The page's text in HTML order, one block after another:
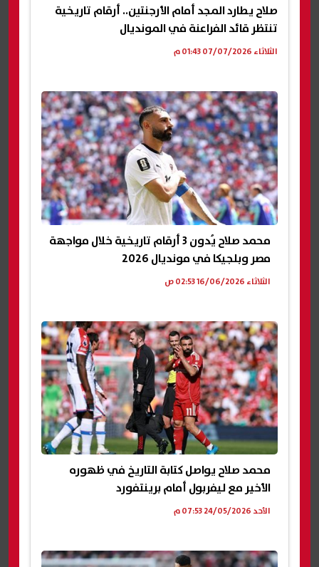
صلاح يطارد المجد أمام الأرجنتين.. أرقام تاريخية
تنتظر قائد الفراعنة في المونديال
الثلاثاء 07/07/2026 01:43 م
محمد صلاح يُدون 3 أرقام تاريخية خلال مواجهة
مصر وبلجيكا في مونديال 2026
الثلاثاء 16/06/2026 02:53 ص
محمد صلاح يواصل كتابة التاريخ في ظهوره
الأخير مع ليفربول أمام برينتفورد
الأحد 24/05/2026 07:53 م